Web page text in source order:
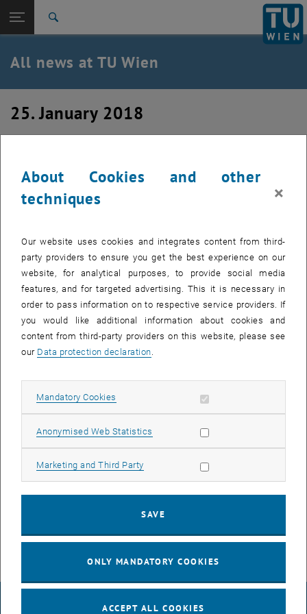
TU Login
Quicklinks
Toggle quicklinks menu
Studies
Career
Back: list subpages of parent page TU Wien Homepage
Back to:
TU Wien Homepage
All news at TU Wien
25. January 2018
219
Created by Martin Atzwanger
Science Center, kann die TU Wien zukünftig eine weitere
Fläche nutzen. Begleitend zur Laborkonzentration
(ehemaliges Fernheizwerk O222) soll gegenüber eine neue
Versuchshalle für die Fakultät für Bauingenieurwesen
errichtet werden.
The images for this item are only visible after login.
Wien vollständig geräumt und der innere Abbruch begonnen.
TIPP: <link http: service.tuwien.ac.at baucam _blank>Webcam >
LEGAL NOTICE
About Cookies and other
techniques
×
Our website uses cookies and integrates content from third-
party providers to ensure you get the best experience on our
website, for analytical purposes, to provide social media
features, and for targeted advertising. This it is necessary in
order to pass information on to respective service providers. If
you would like additional information about cookies and
content from third-party providers on this website, please see
our Data protection declaration
Mandatory Cookies Allow mandatory cookies
Anonymised Web Statistics Allow statistic cookies
Marketing and Third Party Allow marketing cookies
SAVE
ONLY MANDATORY COOKIES
ACCEPT ALL COOKIES